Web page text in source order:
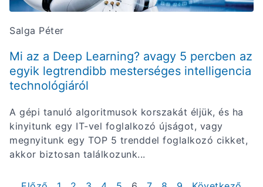
Salga Péter
Mi az a Deep Learning? avagy 5 percben az
egyik legtrendibb mesterséges intelligencia
technológiáról
A gépi tanuló algoritmusok korszakát éljük, és ha
kinyitunk egy IT-vel foglalkozó újságot, vagy
megnyitunk egy TOP 5 trenddel foglalkozó cikket,
akkor biztosan találkozunk...